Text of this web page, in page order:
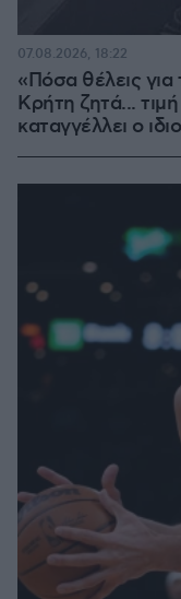
«Πόσα θέλεις για
Κρήτη ζητά...
καταγγέλλει ο
07.08.2026, 18:22